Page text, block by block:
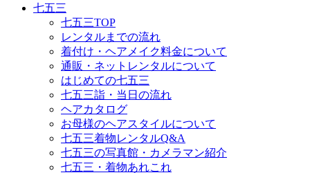
七五三
七五三TOP
レンタルまでの流れ
着付け・ヘアメイク料金について
通販・ネットレンタルについて
はじめての七五三
七五三詣・当日の流れ
ヘアカタログ
お母様のヘアスタイルについて
七五三着物レンタルQ&A
七五三の写真館・カメラマン紹介
七五三・着物あれこれ